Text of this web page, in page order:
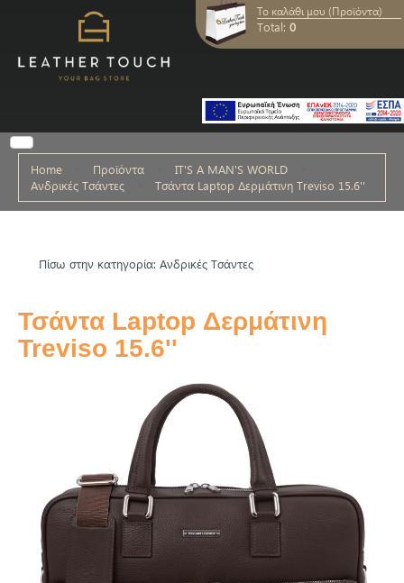
Το καλάθι μου (Προϊόντα)
Total: 0
Home Προϊόντα
IT'S A MAN'S WORLD
Ανδρικές Τσάντες
Τσάντα Laptop Δερμάτινη Treviso 15.6''
Πίσω στην κατηγορία: Ανδρικές Τσάντες
Τσάντα Laptop Δερμάτινη
Treviso 15.6''